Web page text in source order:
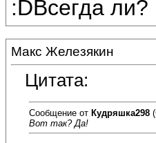
:DВсегда ли?
Макс Железякин
Цитата:
Сообщение от Кудряшка298
Вот так? Да!